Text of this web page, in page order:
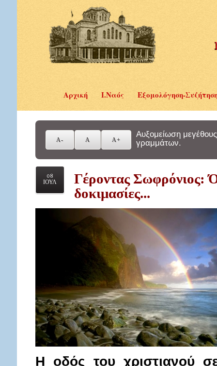
Αρχική Ι.Ναός Εξομολόγηση-
Αυξομείωση μεγέθους
γραμμάτων.
08
ΙΟΥΛ
Γέροντας Σωφρόνιος:
δοκιμασίες...
Η οδός του χριστιανού